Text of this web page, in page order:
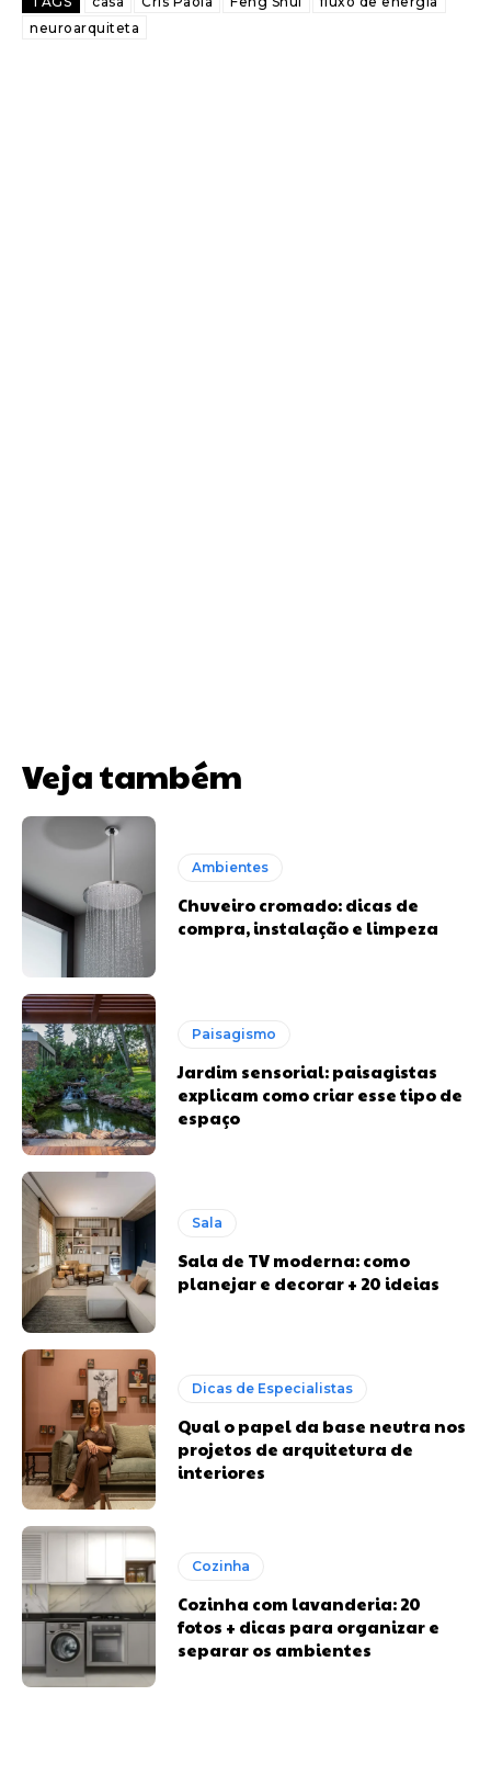
neuroarquiteta
Veja também
Ambientes
Chuveiro cromado: dicas de
compra, instalação e limpeza
Paisagismo
Jardim sensorial: paisagistas
explicam como criar esse tipo de
espaço
Sala
Sala de TV moderna: como
planejar e decorar + 20 ideias
Dicas de Especialistas
Qual o papel da base neutra nos
projetos de arquitetura de
interiores
Cozinha
Cozinha com lavanderia: 20
fotos + dicas para organizar e
separar os ambientes